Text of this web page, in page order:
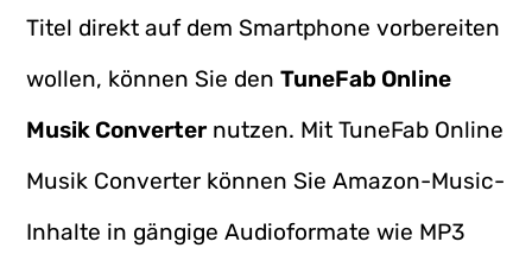
Titel direkt auf dem Smartphone vorbereiten
wollen, können Sie denTuneFab Online
Musik Converter nutzen. Mit TuneFab Online
Musik Converter können Sie Amazon-Music-
Inhalte in gängige Audioformate wie MP3